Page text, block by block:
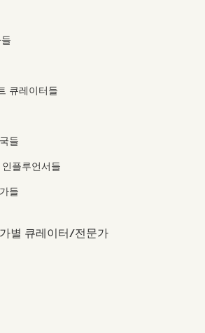
큐레이터들
들
플루언서들
들
별 큐레이터/전문가